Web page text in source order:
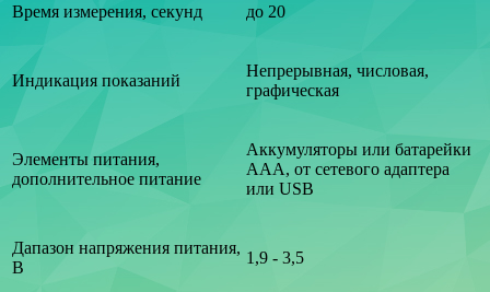
Время измерения, секунд до 20
Индикация показаний
Непрерывная, числовая,
графическая
Элементы питания,
дополнительное питание
Аккумуляторы или батарейки
ААА, от сетевого адаптера
или USB
Дапазон напряжения питания,
В
1,9 - 3,5